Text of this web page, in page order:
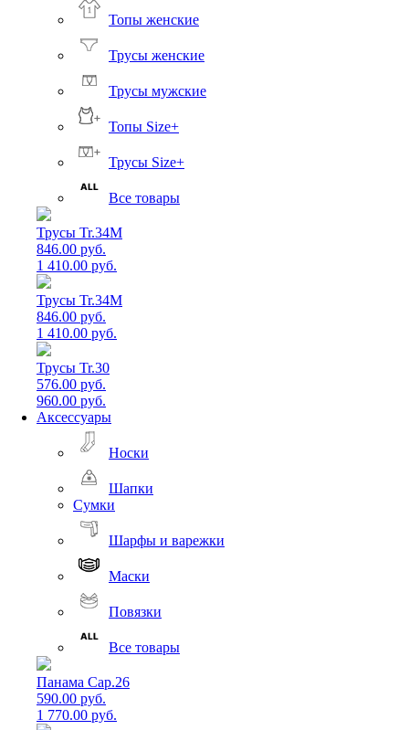
Топы женские
Трусы женские
Трусы мужские
Топы Size+
Трусы Size+
Все товары
Трусы Tr.34M
846.00 руб.
1 410.00 руб.
Трусы Tr.34M
846.00 руб.
1 410.00 руб.
Трусы Tr.30
576.00 руб.
960.00 руб.
Аксессуары
Носки
Шапки
Сумки
Шарфы и варежки
Маски
Повязки
Все товары
Панама Cap.26
590.00 руб.
1 770.00 руб.